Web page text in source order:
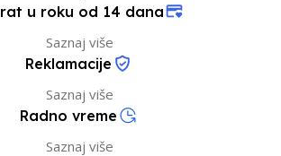
u roku od 14 dana
Saznaj više
Reklamacije
Saznaj više
Radno vreme
Saznaj više